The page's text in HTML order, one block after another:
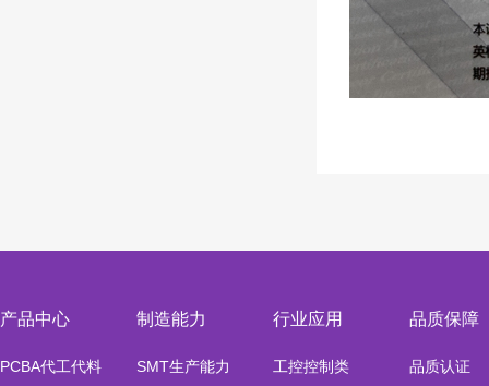
产品中心
PCBA代工代料
制造能力
SMT生产能力
行业应用
工控控制类
品质保障
品质认证